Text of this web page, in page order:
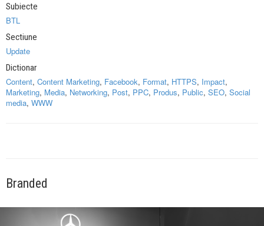
Subiecte
BTL
Sectiune
Update
Dictionar
Content, Content Marketing, Facebook, Format, HTTPS, Impact,
Marketing, Media, Networking, Post, PPC, Produs, Public, SEO, Social
media, WWW
Branded